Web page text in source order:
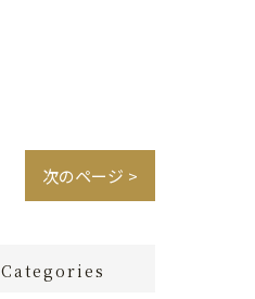
次のページ >
Categories